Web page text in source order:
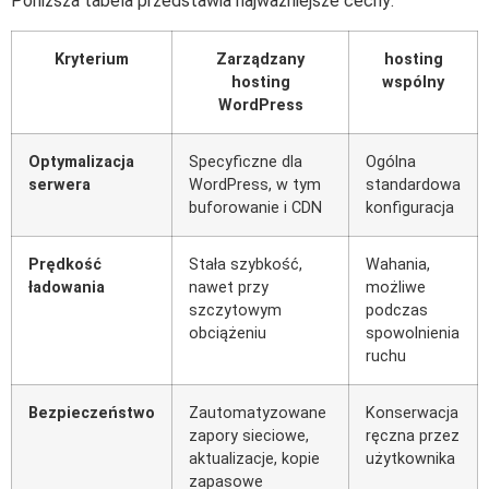
Kryterium
Zarządzany
hosting
WordPress
hosting
wspólny
Optymalizacja
serwera
Specyficzne dla
WordPress, w tym
buforowanie i CDN
Ogólna
standardowa
konfiguracja
Prędkość
ładowania
Stała szybkość,
nawet przy
szczytowym
obciążeniu
Wahania,
możliwe
podczas
spowolnienia
ruchu
Bezpieczeństwo
Zautomatyzowane
zapory sieciowe,
aktualizacje, kopie
zapasowe
Konserwacja
ręczna przez
użytkownika